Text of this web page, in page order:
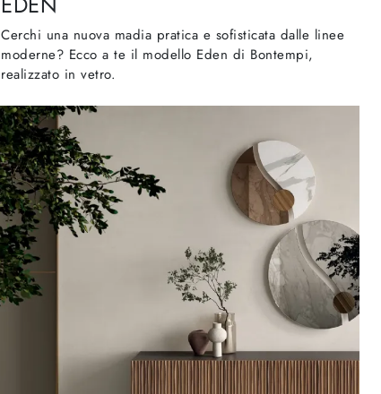
Cerchi una nuova madia pratica e sofisticata dalle linee
moderne? Ecco a te il modello Eden di Bontempi,
realizzato in vetro.